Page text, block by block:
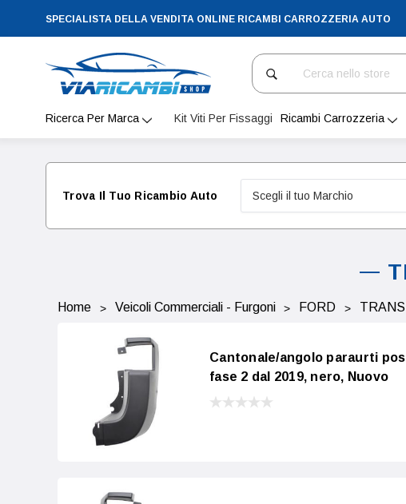
SPECIALISTA DELLA VENDITA ONLINE RICAMBI CARROZZERIA AUTO
Cerca
Ricerca Per Marca Kit Viti Per Fissaggi Ricambi Carrozzeria
Trova Il Tuo Ricambio Auto
Home Veicoli Commerciali - Furgoni FORD
Cantonale/angolo paraurti
fase 2 dal 2019, nero, Nuovo